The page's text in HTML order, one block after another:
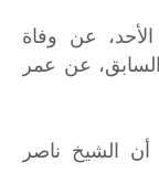
الأحد، عن وفاة
عن عمر
الشيخ ناصر